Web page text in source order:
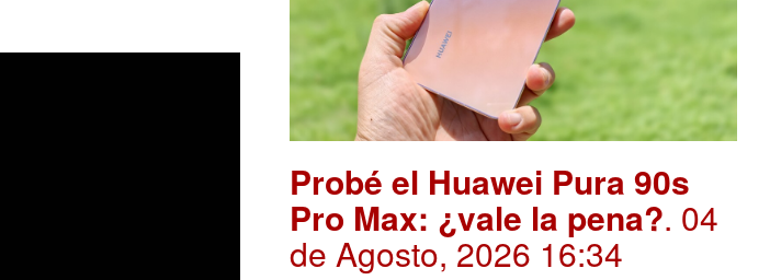
Probé el Huawei Pura 90s
Pro Max: ¿vale la pena?. 04
de Agosto, 2026 16:34